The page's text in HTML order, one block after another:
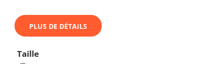
PLUS DE DÉTAILS
Taille